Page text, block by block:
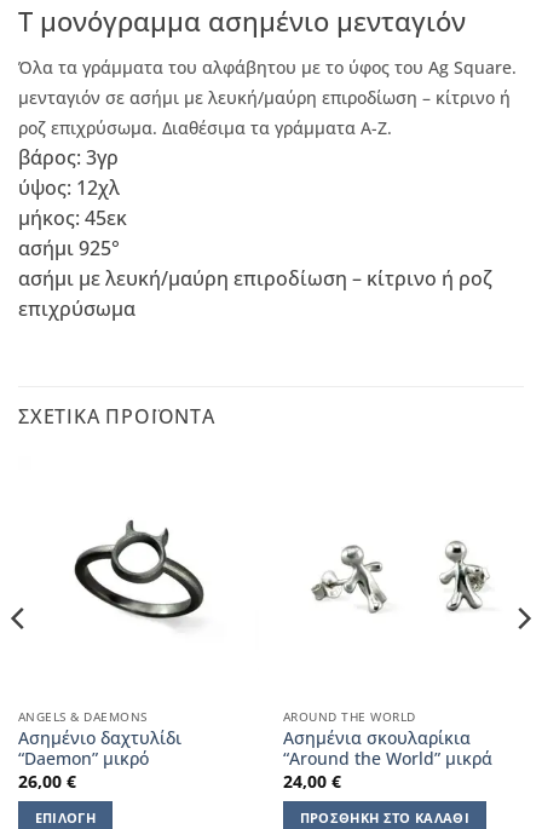
T μονόγραμμα ασημένιο μενταγιόν
Όλα τα γράμματα του αλφάβητου με το ύφος του Ag Square.
μενταγιόν σε ασήμι με λευκή/μαύρη επιροδίωση – κίτρινο ή
ροζ επιχρύσωμα. Διαθέσιμα τα γράμματα Α-Ζ.
βάρος: 3γρ
ύψος: 12χλ
μήκος: 45εκ
ασήμι 925°
ασήμι με λευκή/μαύρη επιροδίωση – κίτρινο ή ροζ
επιχρύσωμα
ΣΧΕΤΙΚΆ ΠΡΟΪΌΝΤΑ
ANGELS & DAEMONS
Ασημένιο δαχτυλίδι
“Daemon” μικρό
26,00 €
ΕΠΙΛΟΓΉ
AROUND THE WORLD
Ασημένια σκουλαρίκια
“Around the World” μικρά
24,00 €
ΠΡΟΣΘΉΚΗ ΣΤΟ ΚΑΛΆΘΙ